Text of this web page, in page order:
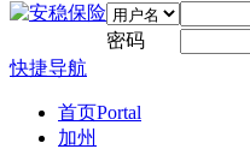
密码
快捷导航
首页Portal
加州